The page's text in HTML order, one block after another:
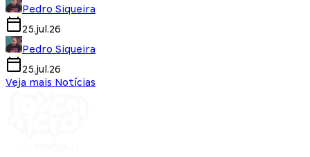
Pedro Siqueira
25.jul.26
Pedro Siqueira
25.jul.26
Veja mais Notícias